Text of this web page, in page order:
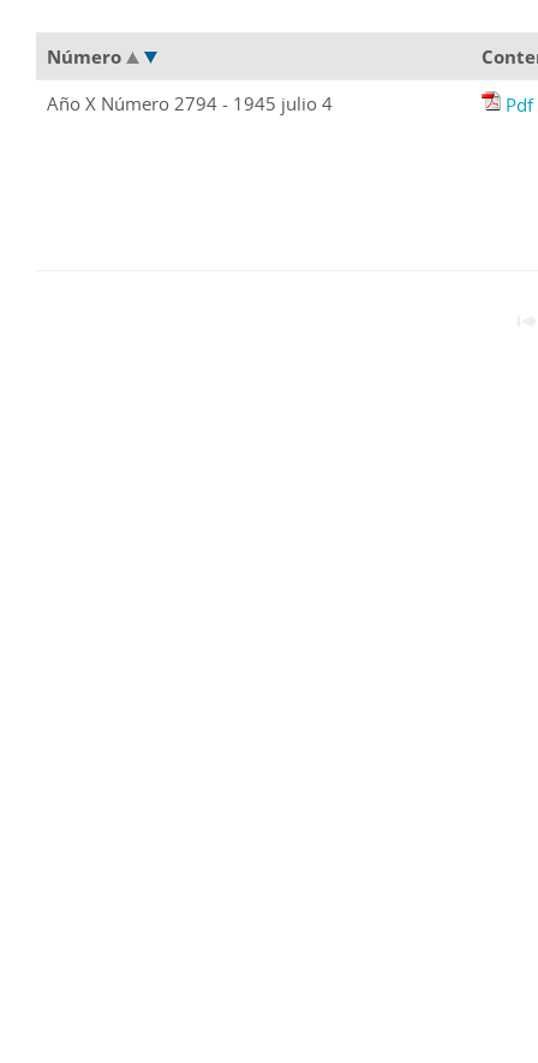
Número
Año X Número 2794 - 1945 julio 4
Pdf